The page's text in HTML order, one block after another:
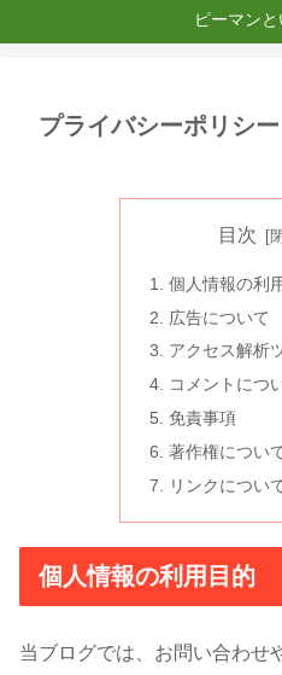
ピーマン
プライバシーポリシー
目次
個人情報の利
広告について
アクセス解析
コメントにつ
免責事項
著作権につい
リンクについ
個人情報の利用目的
当ブログでは、お問い合わせ